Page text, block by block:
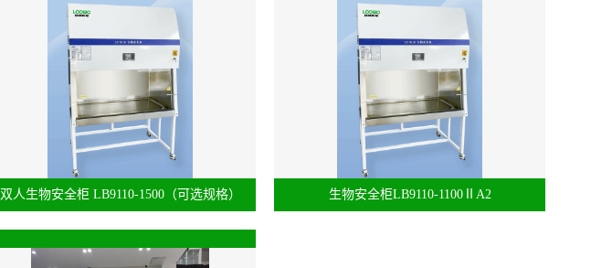
双人生物安全柜 LB9110-1500（可选规格） 生物安全柜LB9110-1100ⅡA2